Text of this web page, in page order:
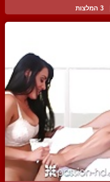
3 המלצות